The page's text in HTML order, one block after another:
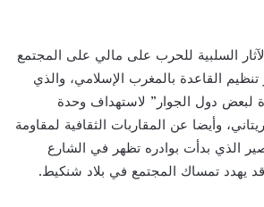
السلبية للحرب على مالي على المجتمع
تنظيم القاعدة بالمغرب الإسلامي، والذي
لبعض دول الجوار” لاستهداف وحدة
وأيضا عن المقاربات الثقافية لمقاومة
الذي بدأت بوادره تظهر في الشارع
قد يهدد تمساك المجتمع في بلاد شنكيط.